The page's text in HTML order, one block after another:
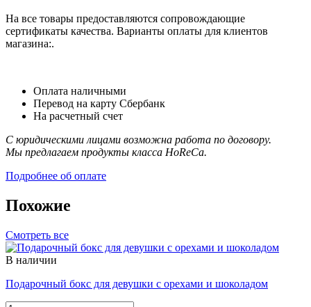
На все товары предоставляются сопровождающие
сертификаты качества. Варианты оплаты для клиентов
магазина:.
Оплата наличными
Перевод на карту Сбербанк
На расчетный счет
С юридическими лицами возможна работа по договору.
Мы предлагаем продукты класса HoReCa.
Подробнее об оплате
Похожие
Смотреть все
В наличии
Подарочный бокс для девушки с орехами и шоколадом